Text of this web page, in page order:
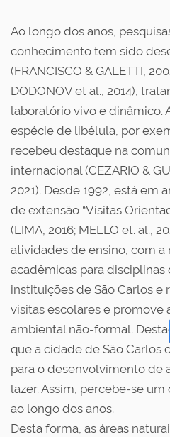
Ao longo dos anos,
conhecimento tem sido
(FRANCISCO & GALETTI,
DODONOV et al., 2014),
laboratório vivo e dinâmico.
espécie de libélula, por
recebeu destaque na
internacional (CEZARIO &
2021). Desde 1992, está em
de extensão “Visitas
(LIMA, 2016; MELLO et. al.,
atividades de ensino, com a
acadêmicas para disciplinas
instituições de São Carlos e
visitas escolares e promove
ambiental não-formal.
que a cidade de São Carlos
para o desenvolvimento de
lazer. Assim, percebe-se
ao longo dos anos.
Desta forma, as áreas